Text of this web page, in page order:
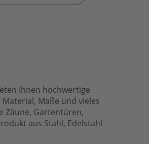
Ihnen hochwertige
Maße und vieles
Zäune, Gartentüren,
aus Stahl, Edelstahl